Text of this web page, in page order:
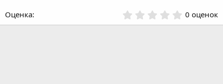
д
0
.
0 оценок